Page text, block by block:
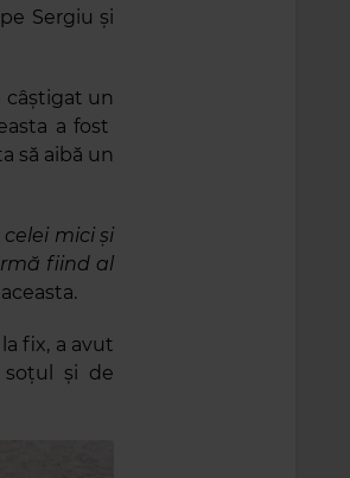
Sergiu și
câștigat un
a fost
să aibă un
mici și
fiind al
fix, a avut
și de